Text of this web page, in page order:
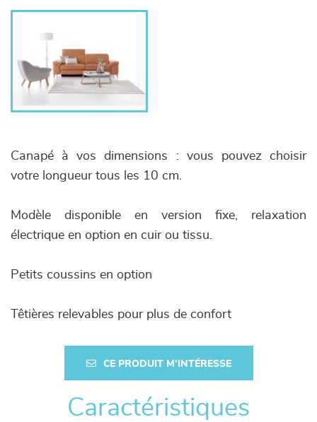
Canapé à vos dimensions : vous pouvez choisir
votre longueur tous les 10 cm.
Modèle disponible en version fixe, relaxation
électrique en option en cuir ou tissu.
Petits coussins en option
Têtières relevables pour plus de confort
CE PRODUIT M'INTÉRESSE
Caractéristiques